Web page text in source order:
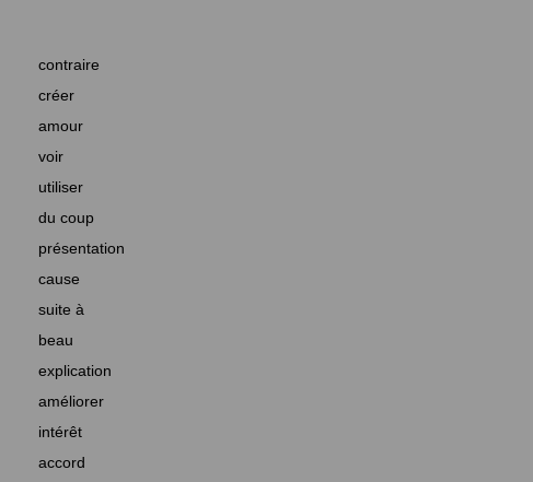
contraire
créer
amour
voir
utiliser
du coup
présentation
cause
suite à
beau
explication
améliorer
intérêt
accord